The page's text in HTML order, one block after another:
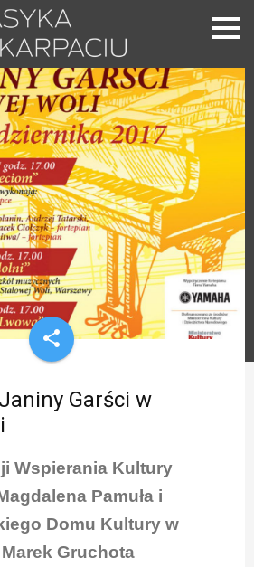
share
Garści w
Wspierania Kultury
Pamuła i
Domu Kultury w
Gruchota